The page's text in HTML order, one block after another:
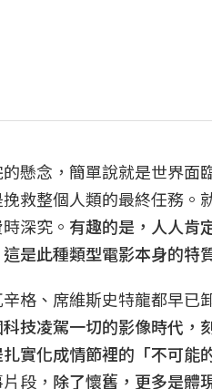
懸念，簡單說就是世界
救整個人類的最終任務
深究。 有趣的是，人人肯
是此種類型電影本身的特
格、席維斯史特龍都早已
技凌駕一切的影像時代
實化成情節裡的「不可能
段， 除了懷舊，更多是體